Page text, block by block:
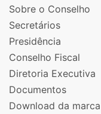
Sobre o Conselho
Secretários
Presidência
Conselho Fiscal
Diretoria Executiva
Documentos
Download da marca